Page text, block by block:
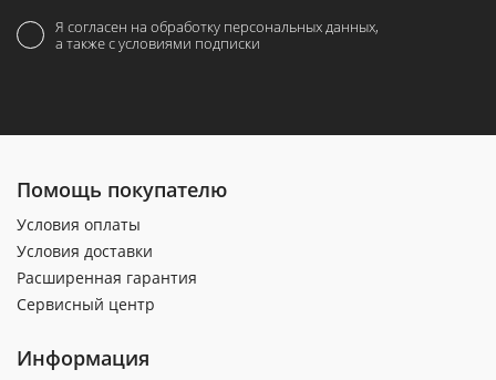
Я согласен на обработку персональных данных,
а также с условиями подписки
Помощь покупателю
Условия оплаты
Условия доставки
Расширенная гарантия
Сервисный центр
Информация